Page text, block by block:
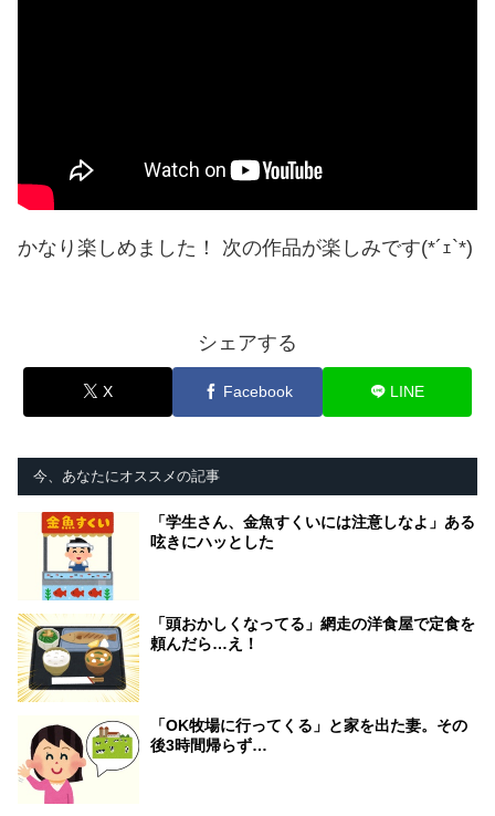
かなり楽しめました！ 次の作品が楽しみです(*´ｪ`*)
シェアする
X Facebook LINE
今、あなたにオススメの記事
「学生さん、金魚すくいには注意しなよ」ある
呟きにハッとした
「頭おかしくなってる」網走の洋食屋で定食を
頼んだら…え！
「OK牧場に行ってくる」と家を出た妻。その
後3時間帰らず…